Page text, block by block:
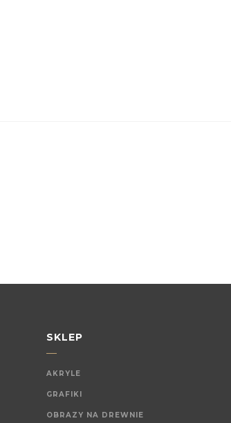
SKLEP
AKRYLE
GRAFIKI
OBRAZY NA DREWNIE